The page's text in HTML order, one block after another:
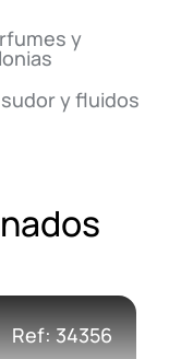
y
y fluidos
Ref: 34356